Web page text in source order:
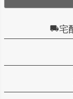
宅